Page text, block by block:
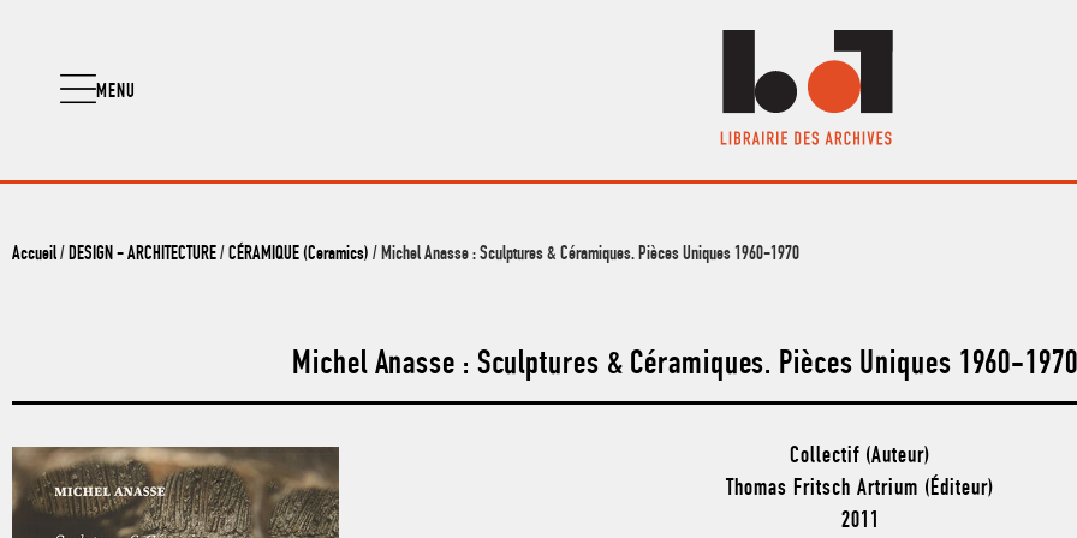
MENU
Accueil/ DESIGN - ARCHITECTURE/ CÉRAMIQUE (Ceramics) / Michel Anasse : Sculptures & Céramiques. Pièces Uniques 1960-1970
Michel Anasse : Sculptures & Céramiques. Pièces Uniques 1960-1970
Collectif (Auteur)
Thomas Fritsch Artrium (Éditeur)
2011